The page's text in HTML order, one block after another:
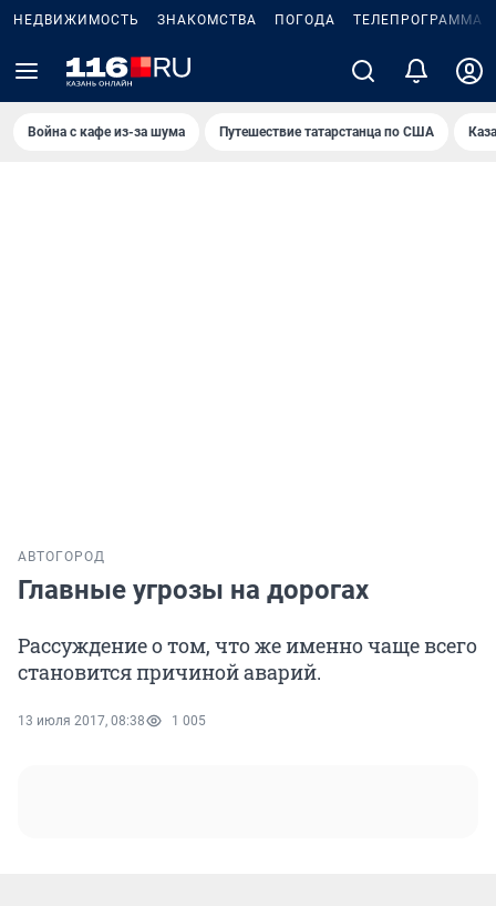
НЕДВИЖИМОСТЬ ЗНАКОМСТВА ПОГОДА ТЕЛЕПРОГРАММА
Война с кафе из-за шума Путешествие татарстанца по США
АВТО ГОРОД
Главные угрозы на дорогах
Рассуждение о том, что же именно чаще всего
становится причиной аварий.
13 июля 2017, 08:38 1 005